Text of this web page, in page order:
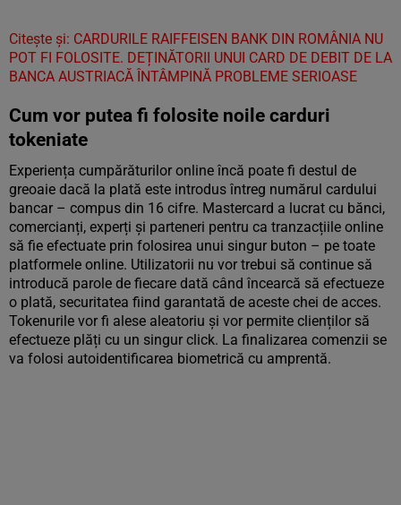
Citește și: CARDURILE RAIFFEISEN BANK DIN ROMÂNIA NU
POT FI FOLOSITE. DEȚINĂTORII UNUI CARD DE DEBIT DE LA
BANCA AUSTRIACĂ ÎNTÂMPINĂ PROBLEME SERIOASE
Cum vor putea fi folosite noile carduri
tokeniate
Experiența cumpărăturilor online încă poate fi destul de
greoaie dacă la plată este introdus întreg numărul cardului
bancar – compus din 16 cifre. Mastercard a lucrat cu bănci,
comercianți, experți și parteneri pentru ca tranzacțiile online
să fie efectuate prin folosirea unui singur buton – pe toate
platformele online. Utilizatorii nu vor trebui să continue să
introducă parole de fiecare dată când încearcă să efectueze
o plată, securitatea fiind garantată de aceste chei de acces.
Tokenurile vor fi alese aleatoriu și vor permite clienților să
efectueze plăți cu un singur click. La finalizarea comenzii se
va folosi autoidentificarea biometrică cu amprentă.